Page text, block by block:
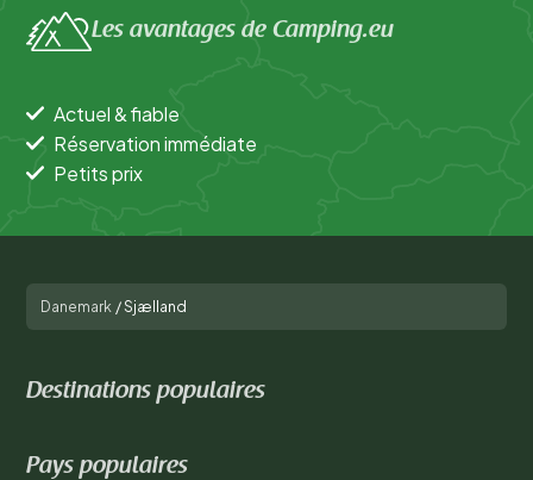
Les avantages de Camping.eu
Actuel & fiable
Réservation immédiate
Petits prix
Danemark /Sjælland
Destinations populaires
Pays populaires